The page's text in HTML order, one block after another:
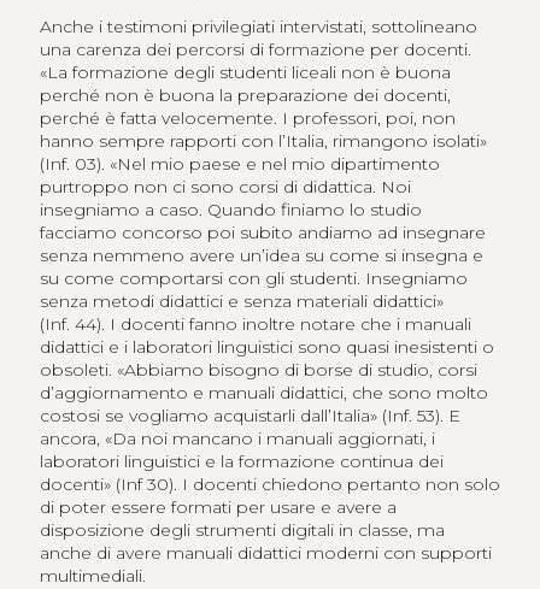
Anche i testimoni privilegiati intervistati, sottolineano
una carenza dei percorsi di formazione per docenti.
«La formazione degli studenti liceali non è buona
perché non è buona la preparazione dei docenti,
perché è fatta velocemente. I professori, poi, non
hanno sempre rapporti con l’Italia, rimangono isolati»
(Inf. 03). «Nel mio paese e nel mio dipartimento
purtroppo non ci sono corsi di didattica. Noi
insegniamo a caso. Quando finiamo lo studio
facciamo concorso poi subito andiamo ad insegnare
senza nemmeno avere un’idea su come si insegna e
su come comportarsi con gli studenti. Insegniamo
senza metodi didattici e senza materiali didattici»
(Inf. 44). I docenti fanno inoltre notare che i manuali
didattici e i laboratori linguistici sono quasi inesistenti o
obsoleti. «Abbiamo bisogno di borse di studio, corsi
d’aggiornamento e manuali didattici, che sono molto
costosi se vogliamo acquistarli dall’Italia» (Inf. 53). E
ancora, «Da noi mancano i manuali aggiornati, i
laboratori linguistici e la formazione continua dei
docenti» (Inf 30). I docenti chiedono pertanto non solo
di poter essere formati per usare e avere a
disposizione degli strumenti digitali in classe, ma
anche di avere manuali didattici moderni con supporti
multimediali.